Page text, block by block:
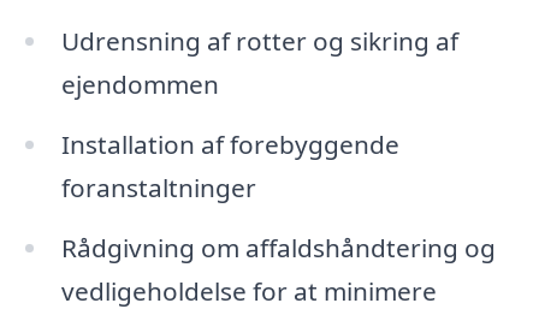
Udrensning af rotter og sikring af
ejendommen
Installation af forebyggende
foranstaltninger
Rådgivning om affaldshåndtering og
vedligeholdelse for at minimere